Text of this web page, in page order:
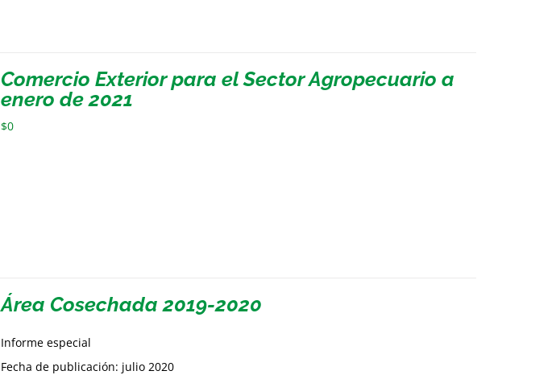
Comercio Exterior para el Sector Agropecuario a
enero de 2021
$0
Área Cosechada 2019-2020
Informe especial
Fecha de publicación: julio 2020